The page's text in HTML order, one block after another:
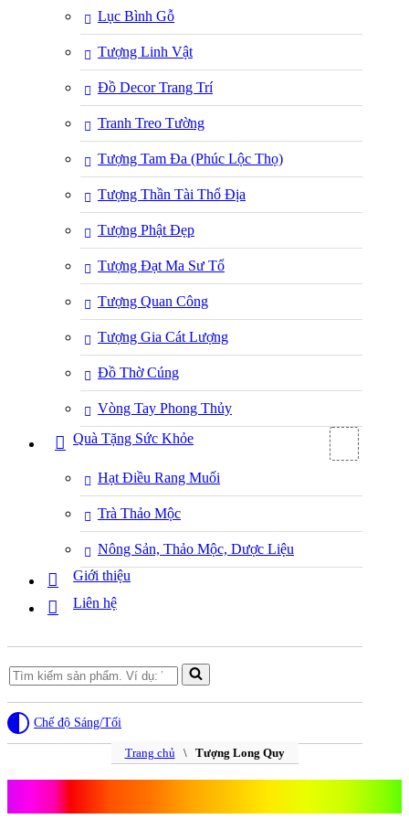
Lục Bình Gỗ
Tượng Linh Vật
Đồ Decor Trang Trí
Tranh Treo Tường
Tượng Tam Đa (Phúc Lộc Thọ)
Tượng Thần Tài Thổ Địa
Tượng Phật Đẹp
Tượng Đạt Ma Sư Tổ
Tượng Quan Công
Tượng Gia Cát Lượng
Đồ Thờ Cúng
Vòng Tay Phong Thủy
Quà Tặng Sức Khỏe
Hạt Điều Rang Muối
Trà Thảo Mộc
Nông Sản, Thảo Mộc, Dược Liệu
Giới thiệu
Liên hệ
Search
for...
Chế độ Sáng/Tối
Trang chủ\ Tượng Long Quy